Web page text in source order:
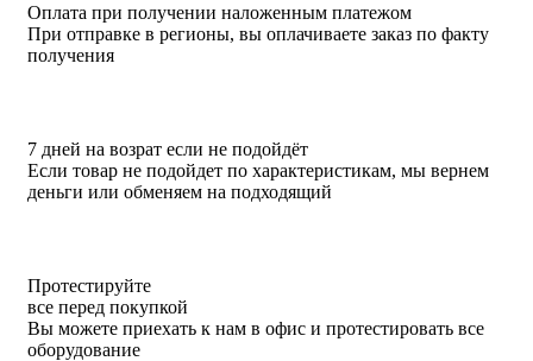
Оплата при получении наложенным платежом
При отправке в регионы, вы оплачиваете заказ по факту
получения
7 дней на возрат если не подойдёт
Если товар не подойдет по характеристикам, мы вернем
деньги или обменяем на подходящий
Протестируйте
все перед покупкой
Вы можете приехать к нам в офис и протестировать все
оборудование